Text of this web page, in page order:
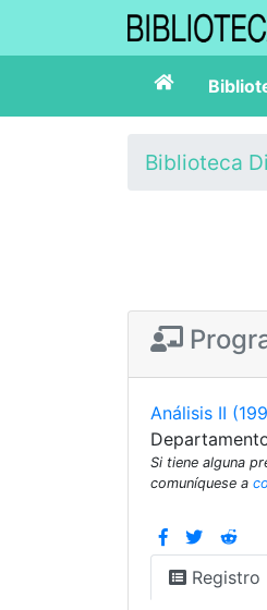
Biblioteca
Análisis II
Si tiene alguna
comuníquese a
Registro